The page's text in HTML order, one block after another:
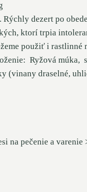
dezert po
ktorí trpia
použiť i
Ryžová
(vinany draselné,
na pečenie a varenie